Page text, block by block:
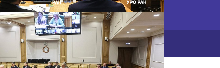
2026 ©ПФИЦ УрО РАН